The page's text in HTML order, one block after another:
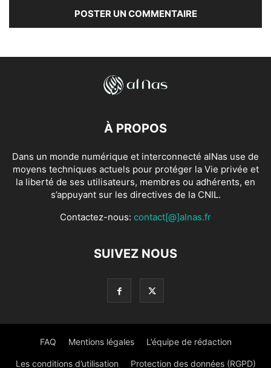
À PROPOS
Dans un monde numérique et interconnecté alNas use de
moyens techniques actuels pour protéger la Vie privée et
la liberté de ses utilisateurs, membres ou adhérents, en
s’appuyant sur les directives de la CNIL.
Contactez-nous: contact[@]alnas.fr
SUIVEZ NOUS
FAQ Mentions légales L’équipe de rédaction
Les conditions d’utilisation Protection des données (RGPD)